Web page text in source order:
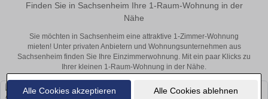
Alle Cookies akzeptieren Alle Cookies ablehnen
Finden Sie in Sachsenheim Ihre 1-Raum-Wohnung in der
Nähe
Sie möchten in Sachsenheim eine attraktive 1-Zimmer-Wohnung
mieten! Unter privaten Anbietern und Wohnungsunternehmen aus
Sachsenheim finden Sie Ihre Einzimmerwohnung. Mit ein paar Klicks zu
Ihrer kleinen 1-Raum-Wohnung in der Nähe.